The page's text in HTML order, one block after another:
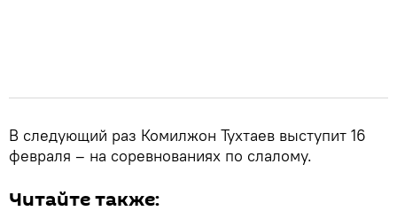
В следующий раз Комилжон Тухтаев выступит 16
февраля – на соревнованиях по слалому.
Читайте также: